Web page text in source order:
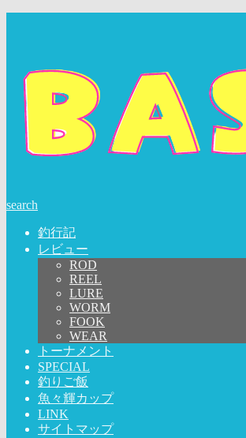
search
釣行記
レビュー
ROD
REEL
LURE
WORM
FOOK
WEAR
トーナメント
SPECIAL
釣りご飯
魚々輝カップ
LINK
サイトマップ